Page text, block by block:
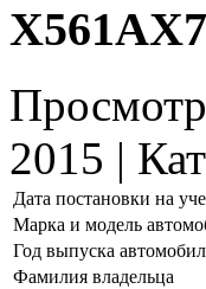
2015 |
Дата постановки на
Марка и модель
Год выпуска
Фамилия владельца